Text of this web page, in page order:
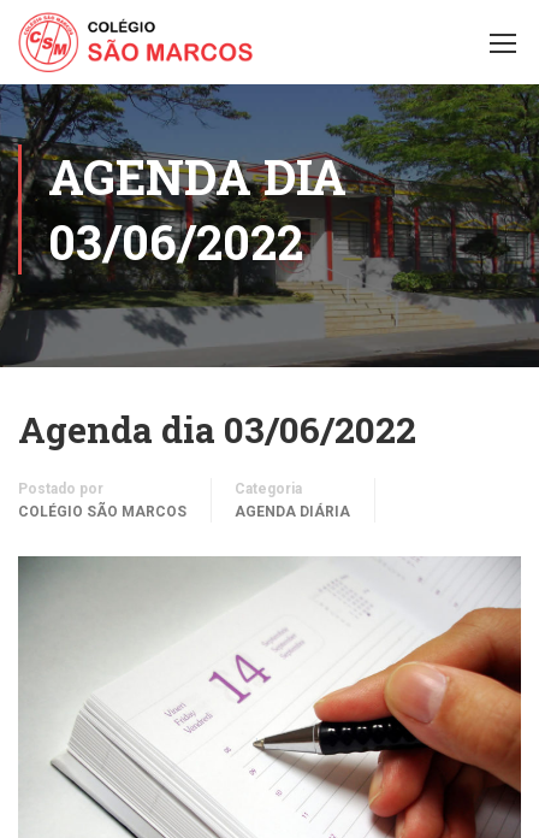
AGENDA DIA
03/06/2022
Agenda dia 03/06/2022
Postado por
COLÉGIO SÃO MARCOS
Categoria
AGENDA DIÁRIA